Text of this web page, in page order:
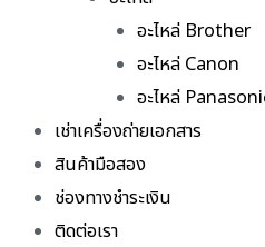
อะไหล่ Brother
อะไหล่ Canon
อะไหล่
เช่าเครื่องถ่ายเอกสาร
สินค้ามือสอง
ช่องทางชำระเงิน
ติดต่อเรา